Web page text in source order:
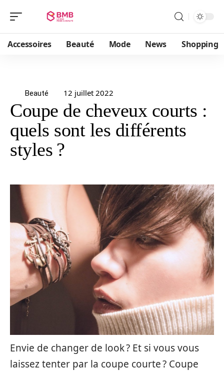
Accessoires Beauté Mode News Shopping
Beauté 12 juillet 2022
Coupe de cheveux courts :
quels sont les différents
styles ?
Envie de changer de look ? Et si vous vous
laissez tenter par la coupe courte ? Coupe